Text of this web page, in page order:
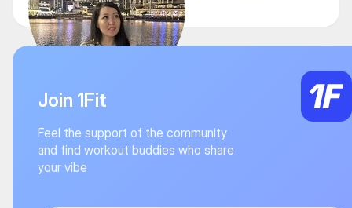
Join 1Fit
Feel the support of the community
and find workout buddies who share
your vibe